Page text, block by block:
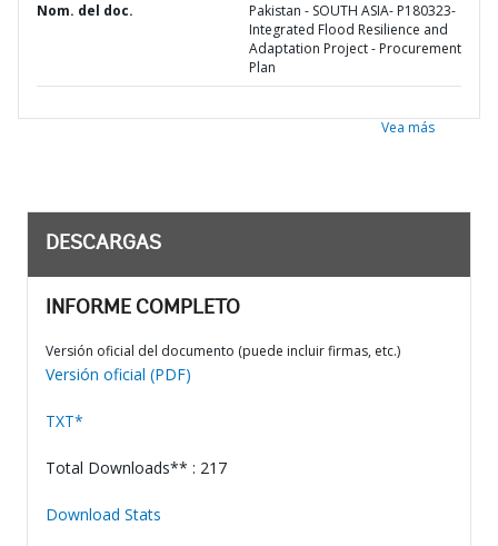
Nom. del doc.
Pakistan - SOUTH ASIA- P180323-
Integrated Flood Resilience and
Adaptation Project - Procurement
Plan
Vea más
DESCARGAS
INFORME COMPLETO
Versión oficial del documento (puede incluir firmas, etc.)
Versión oficial (PDF)
TXT*
Total Downloads** : 217
Download Stats